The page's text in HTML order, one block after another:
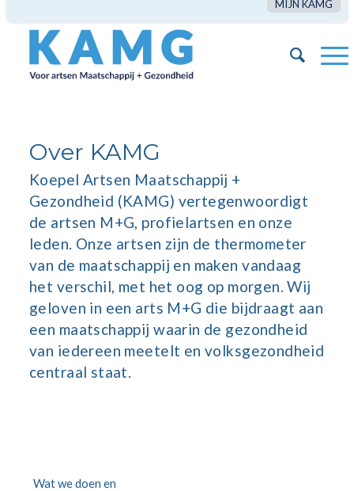
MIJN KAMG
Over KAMG
Koepel Artsen Maatschappij +
Gezondheid (KAMG) vertegenwoordigt
de artsen M+G, profielartsen en onze
leden. Onze artsen zijn de thermometer
van de maatschappij en maken vandaag
het verschil, met het oog op morgen.​ Wij
geloven in een arts M+G die bijdraagt aan
een maatschappij waarin de gezondheid
van iedereen meetelt en volksgezondheid
centraal staat.
Wat we doen en